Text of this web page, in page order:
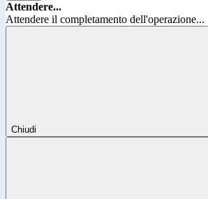
Attendere...
Attendere il completamento dell'operazione...
Chiudi